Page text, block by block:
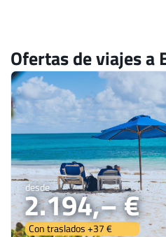
Ofertas de viajes a
desde
2.194,– €
Con traslados +37 €